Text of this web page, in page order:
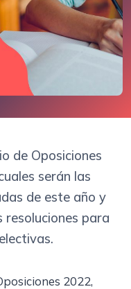
de Oposiciones
serán las
de este año y
resoluciones para
2022,